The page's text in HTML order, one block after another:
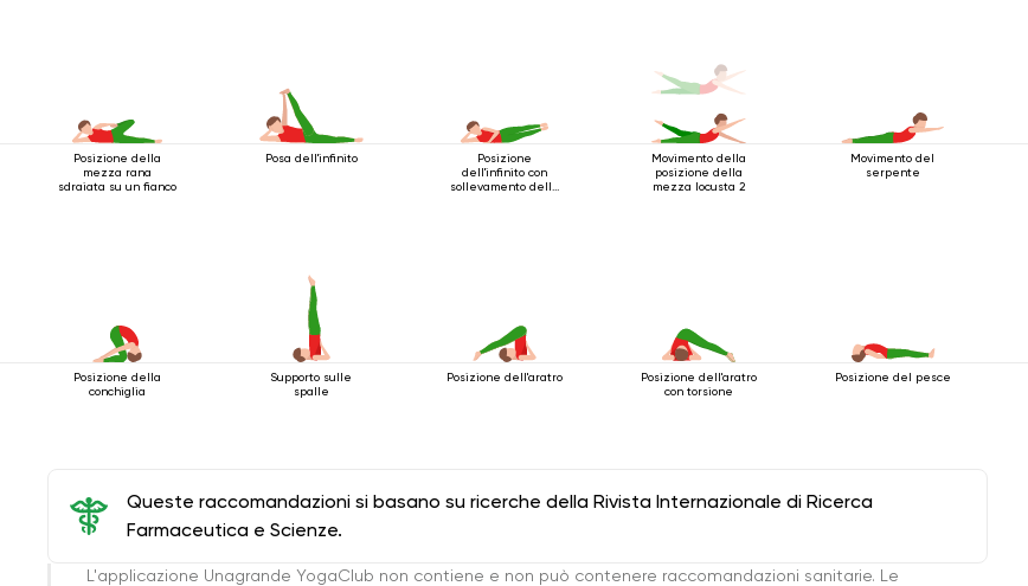
Posizione della
mezza rana
sdraiata su un fianco
Posa dell'infinito
Posizione
dell'infinito con
sollevamento delle
Movimento della
posizione della
mezza locusta 2
Movimento del
serpente
Posizione della
conchiglia
Supporto sulle
spalle
Posizione dell'aratro
Posizione dell'aratro
con torsione
Posizione del pesce
Queste raccomandazioni si basano su ricerche della Rivista Internazionale di Ricerca
Farmaceutica e Scienze.
L'applicazione Unagrande YogaClub non contiene e non può contenere raccomandazioni sanitarie. Le